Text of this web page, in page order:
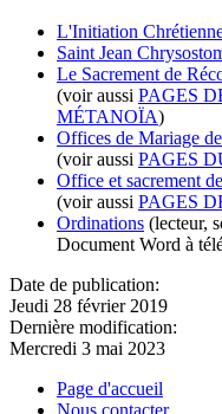
L'Initiation
Saint Jean
Le Sacrement de
(voir aussi PAGES
MÉTANOÏA)
Offices de Mariage
(voir aussi PAGES
Office et sacrement
(voir aussi PAGES
Ordinations (lecteur,
Document Word à
Date de publication:
Jeudi 28 février 2019
Dernière modification:
Mercredi 3 mai 2023
Page d'accueil